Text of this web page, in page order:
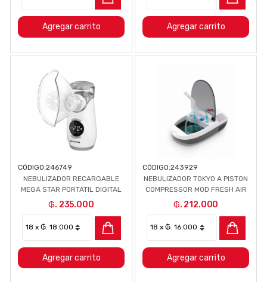
Agregar carrito Agregar carrito
CÓDIGO:246749
NEBULIZADOR RECARGABLE
MEGA STAR PORTATIL DIGITAL
₲. 235.000
Agregar carrito
CÓDIGO:243929
NEBULIZADOR TOKYO A PISTON
COMPRESSOR MOD FRESH AIR
₲. 212.000
Agregar carrito